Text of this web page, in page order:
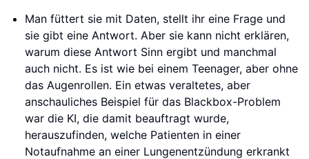
Man füttert sie mit Daten, stellt ihr eine Frage und
sie gibt eine Antwort. Aber sie kann nicht erklären,
warum diese Antwort Sinn ergibt und manchmal
auch nicht. Es ist wie bei einem Teenager, aber ohne
das Augenrollen. Ein etwas veraltetes, aber
anschauliches Beispiel für das Blackbox-Problem
war die KI, die damit beauftragt wurde,
herauszufinden, welche Patienten in einer
Notaufnahme an einer Lungenentzündung erkrankt